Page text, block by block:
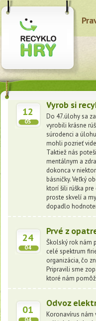
12
05
Vyrob si
Do 47.úlohy sa
vyrobili krásne
súrodenci a
mohli pozrieť
Taktiež nás
mentálnym a
dokonca v
básničky. Veľký
ktorí šili rúška
proste skvelí a
dopadlo
24
04
Prvé z
Školský rok nám
celé spektrum
organizácia, čo
Pripravili sme
ktoré nám
01
04
Odvoz
Koronavírus nám